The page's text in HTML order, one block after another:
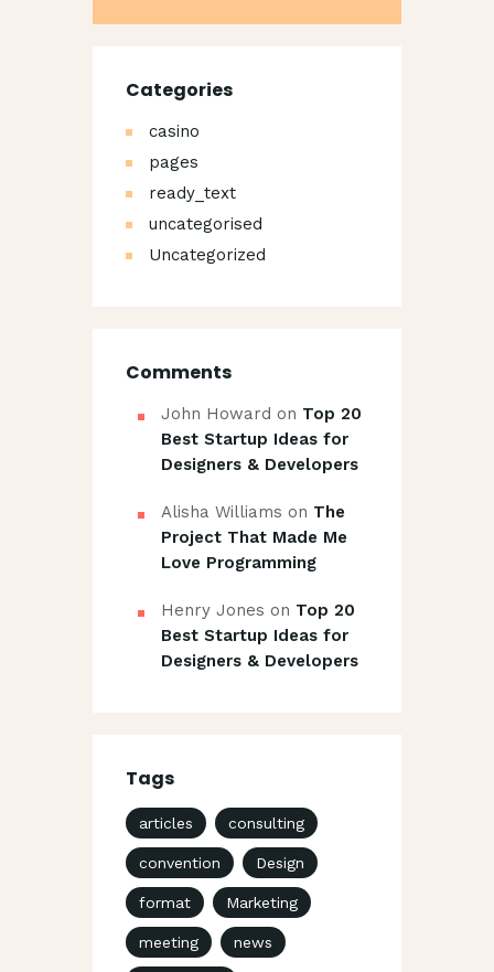
Categories
casino
pages
ready_text
uncategorised
Uncategorized
Comments
John Howard on Top 20
Best Startup Ideas for
Designers & Developers
Alisha Williams on The
Project That Made Me
Love Programming
Henry Jones on Top 20
Best Startup Ideas for
Designers & Developers
Tags
articles consulting
convention Design
format Marketing
meeting news